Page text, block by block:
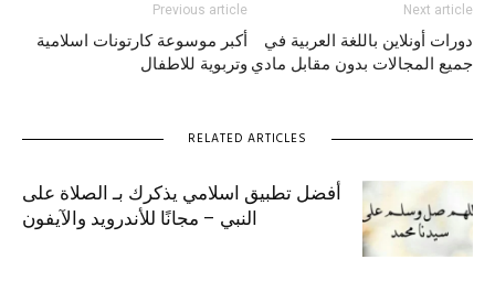
Previous article
أكبر موسوعة كارتونات اسلامية
وتربوية للاطفال
Next article
دورات أونلاين باللغة العربية في
جميع المجالات بدون مقابل مادي
RELATED ARTICLES
أفضل تطبيق اسلامي يذكرك بـ الصلاة على
النبي – مجانًا للأندرويد والآيفون